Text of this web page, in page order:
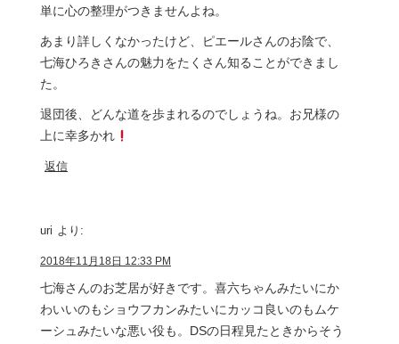
単に心の整理がつきませんよね。
あまり詳しくなかったけど、ピエールさんのお陰で、
七海ひろきさんの魅力をたくさん知ることができまし
た。
退団後、どんな道を歩まれるのでしょうね。お兄様の
上に幸多かれ
返信
uri より:
2018年11月18日 12:33 PM
七海さんのお芝居が好きです。喜六ちゃんみたいにか
わいいのもショウフカンみたいにカッコ良いのもムケ
ーシュみたいな悪い役も。DSの日程見たときからそう